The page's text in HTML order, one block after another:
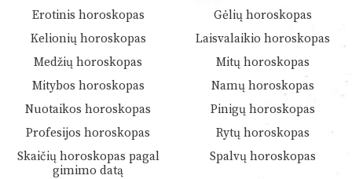
Erotinis horoskopas
Gėlių horoskopas
Kelionių horoskopas
Laisvalaikio horoskopas
Medžių horoskopas
Mitų horoskopas
Mitybos horoskopas
Namų horoskopas
Nuotaikos horoskopas
Pinigų horoskopas
Profesijos horoskopas
Rytų horoskopas
Skaičių horoskopas pagal
gimimo datą
Spalvų horoskopas